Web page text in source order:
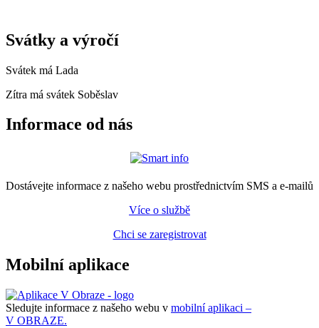
Svátky a výročí
Svátek má Lada
Zítra má svátek Soběslav
Informace od nás
Dostávejte informace z našeho webu prostřednictvím SMS a e-mailů
Více o službě
Chci se zaregistrovat
Mobilní aplikace
Sledujte informace z našeho webu v mobilní aplikaci –
V OBRAZE.